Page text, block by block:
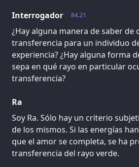
84.21
Interrogador
¿Hay alguna manera de saber de
transferencia para un individuo
experiencia? ¿Hay alguna forma
sepa en qué rayo en particular
transferencia?
Ra
Soy Ra. Sólo hay un criterio
de los mismos. Si las energías
que el amor se completa, se ha
transferencia del rayo verde.